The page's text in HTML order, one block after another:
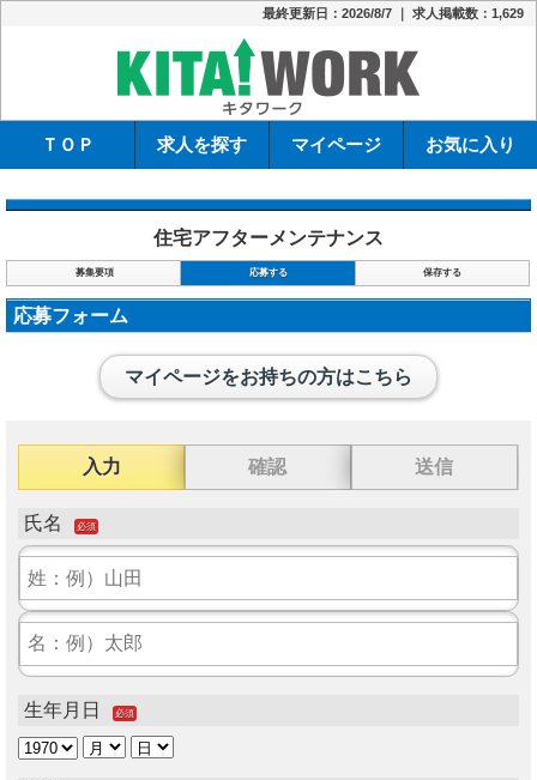
最終更新日：2026/8/7 ｜ 求人掲載数：1,629
ＴＯＰ 求人を探す マイページ お気に入り
住宅アフターメンテナンス
募集要項 応募する 保存する
応募フォーム
マイページをお持ちの方はこちら
入力 確認 送信
氏名 必須
生年月日 必須